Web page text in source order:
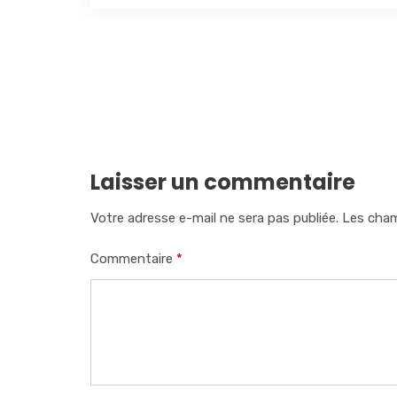
Laisser un commentaire
Votre adresse e-mail ne sera pas publiée. Les
Commentaire *